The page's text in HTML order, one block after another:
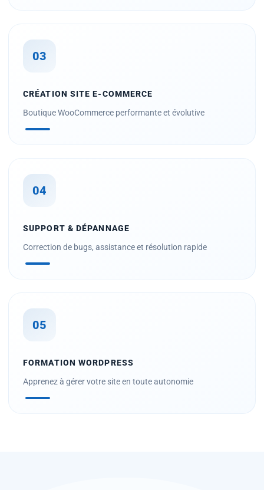
03
CRÉATION SITE E-COMMERCE
Boutique WooCommerce performante et évolutive
04
SUPPORT & DÉPANNAGE
Correction de bugs, assistance et résolution rapide
05
FORMATION WORDPRESS
Apprenez à gérer votre site en toute autonomie